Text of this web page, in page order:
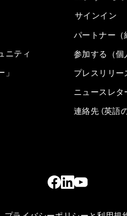
ニティ
サインイン
パートナー（
参加する（個
プレスリリー
ニュースレタ
連絡先 (英語